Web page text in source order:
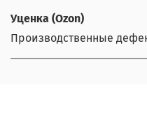
Уценка (Ozon)
Производственные